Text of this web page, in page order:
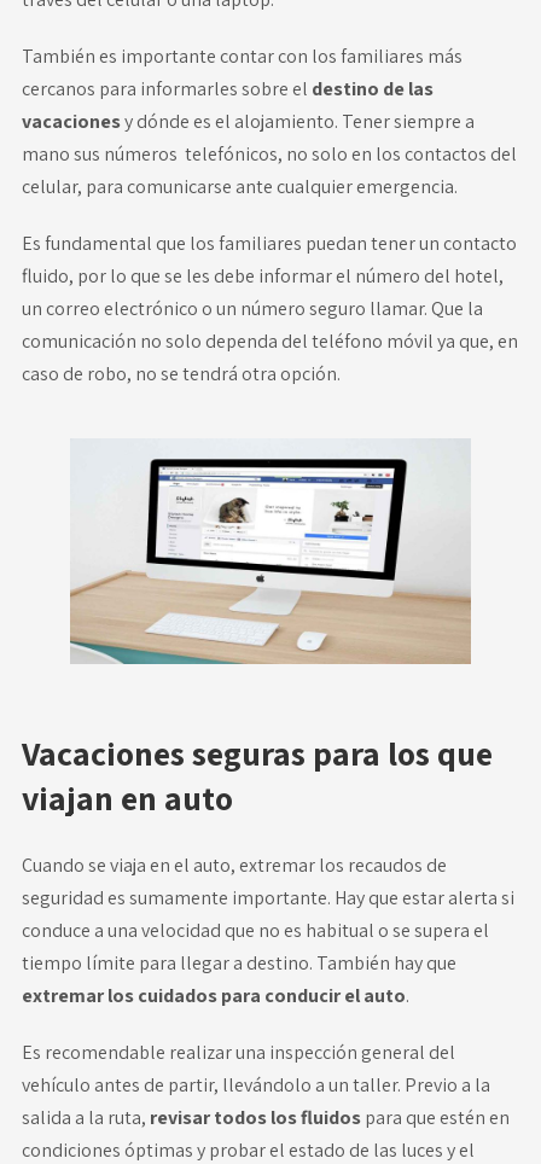
También es importante contar con los familiares más
cercanos para informarles sobre el destino de las
vacacionesy dónde es el alojamiento. Tener siempre a
mano sus números telefónicos, no solo en los contactos del
celular, para comunicarse ante cualquier emergencia.
Es fundamental que los familiares puedan tener un contacto
fluido, por lo que se les debe informar el número del hotel,
un correo electrónico o un número seguro llamar. Que la
comunicación no solo dependa del teléfono móvil ya que, en
caso de robo, no se tendrá otra opción.
Vacaciones seguras para los que
viajan en auto
Cuando se viaja en el auto, extremar los recaudos de
seguridad es sumamente importante. Hay que estar alerta si
conduce a una velocidad que no es habitual o se supera el
tiempo límite para llegar a destino. También hay que
extremar los cuidados para conducir el auto.
Es recomendable realizar una inspección general del
vehículo antes de partir, llevándolo a un taller. Previo a la
salida a la ruta, revisar todos los fluidospara que estén en
condiciones óptimas y probar el estado de las luces y el